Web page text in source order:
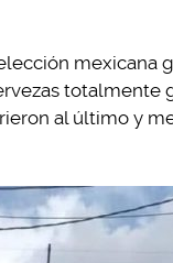
mexicana
totalmente
al último y